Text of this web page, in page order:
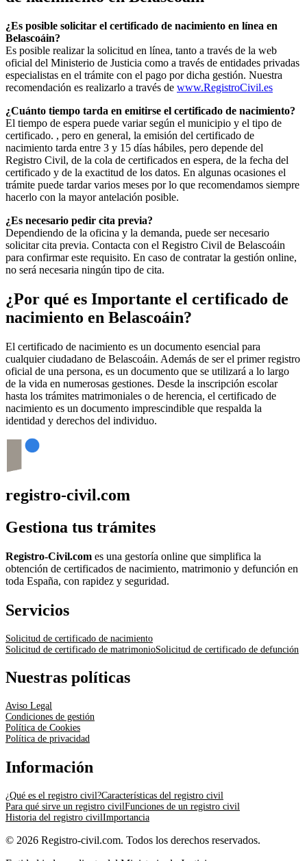
¿Es posible solicitar el certificado de nacimiento en línea en
Belascoáin?
Es posible realizar la solicitud en línea, tanto a través de la web
oficial del Ministerio de Justicia como a través de entidades privadas
especialistas en el trámite con el pago por dicha gestión. Nuestra
recomendación es realizarlo a través de www.RegistroCivil.es
¿Cuánto tiempo tarda en emitirse el certificado de nacimiento?
El tiempo de espera puede variar según el municipio y el tipo de
certificado. , pero en general, la emisión del certificado de
nacimiento tarda entre 3 y 15 días hábiles, pero depende del
Registro Civil, de la cola de certificados en espera, de la fecha del
certificado y de la exactitud de los datos. En algunas ocasiones el
trámite puede tardar varios meses por lo que recomendamos siempre
hacerlo con la mayor antelación posible.
¿Es necesario pedir cita previa?
Dependiendo de la oficina y la demanda, puede ser necesario
solicitar cita previa. Contacta con el Registro Civil de Belascoáin
para confirmar este requisito. En caso de contratar la gestión online,
no será necesaria ningún tipo de cita.
¿Por qué es Importante el certificado de
nacimiento en Belascoáin?
El certificado de nacimiento es un documento esencial para
cualquier ciudadano de Belascoáin. Además de ser el primer registro
oficial de una persona, es un documento que se utilizará a lo largo
de la vida en numerosas gestiones. Desde la inscripción escolar
hasta los trámites matrimoniales o de herencia, el certificado de
nacimiento es un documento imprescindible que respalda la
identidad y derechos del individuo.
registro-civil.com
Gestiona tus trámites
Registro-Civil.com es una gestoría online que simplifica la
obtención de certificados de nacimiento, matrimonio y defunción en
toda España, con rapidez y seguridad.
Servicios
Solicitud de certificado de nacimiento
Solicitud de certificado de matrimonioSolicitud de certificado de defunción
Nuestras políticas
Aviso Legal
Condiciones de gestión
Política de Cookies
Política de privacidad
Información
¿Qué es el registro civil?Características del registro civil
Para qué sirve un registro civilFunciones de un registro civil
Historia del registro civilImportancia
© 2026 Registro-civil.com. Todos los derechos reservados.